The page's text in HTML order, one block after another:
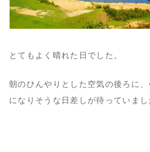
とてもよく晴れた日でした。
朝のひんやりとした空気の後ろに、
になりそうな日差しが待っていまし